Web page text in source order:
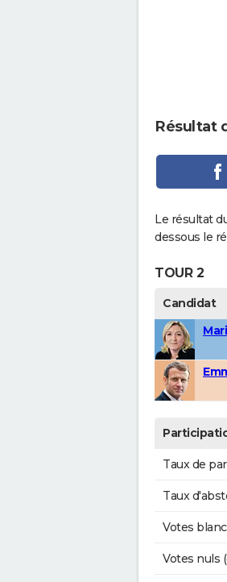
Résultat
Le résultat
dessous le
TOUR 2
Candidat
Taux de
Taux
Votes
Votes nuls